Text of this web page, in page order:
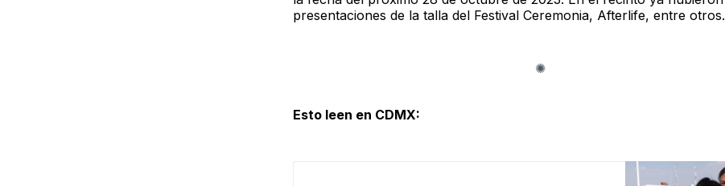
presentaciones de la talla del Festival Ceremonia, Afterlife, entre otros.
Esto leen en CDMX: